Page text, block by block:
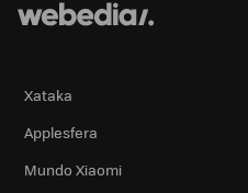
Xataka
Applesfera
Mundo Xiaomi